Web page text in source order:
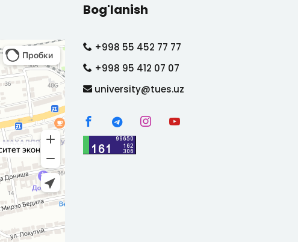
Bog'lanish
+998 55 452 77 77
+998 95 412 07 07
university@tues.uz